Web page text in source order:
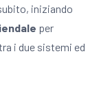
iniziando
per
i due sistemi ed